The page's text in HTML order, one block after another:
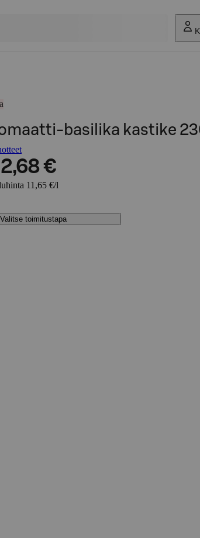
basilika kastike
2,68 €
11,65 €/l
Valitse toimitustapa